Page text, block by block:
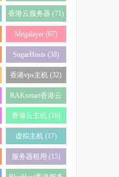
香港云服务器 (71)
Megalayer (67)
SugarHosts (38)
香港vps主机 (32)
RAKsmart香港云
服务器 (23)
香港云主机 (18)
虚拟主机 (17)
服务器租用 (15)